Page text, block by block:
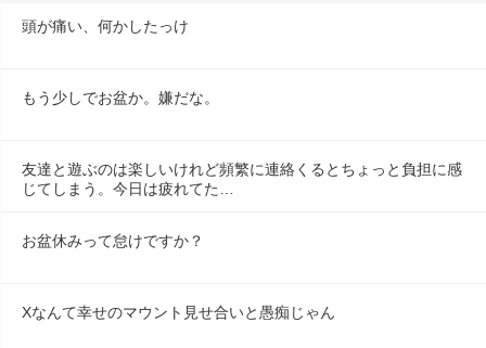
頭が痛い、何かしたっけ
もう少しでお盆か。嫌だな。
友達と遊ぶのは楽しいけれど頻繁に連絡くるとちょっと負担に感
じてしまう。今日は疲れてた…
お盆休みって怠けですか？
Xなんて幸せのマウント見せ合いと愚痴じゃん